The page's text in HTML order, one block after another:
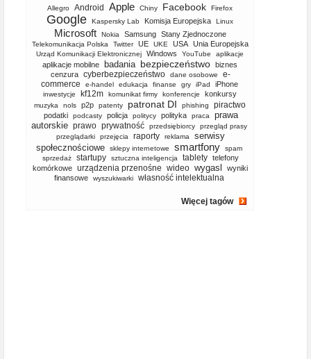
Allegro Android Apple Chiny Facebook Firefox
Google Kaspersky Lab Komisja Europejska Linux
Microsoft Nokia Samsung Stany Zjednoczone
Telekomunikacja Polska Twitter UE UKE USA Unia Europejska
Urząd Komunikacji Elektronicznej Windows YouTube aplikacje
aplikacje mobilne badania bezpieczeństwo biznes
cenzura cyberbezpieczeństwo dane osobowe
e-
commerce
e-handel edukacja finanse gry iPad iPhone
inwestycje kf12m komunikat firmy konferencje konkursy
muzyka nols p2p patenty patronat DI phishing piractwo
podatki podcasty policja politycy polityka praca
prawa
autorskie prawo prywatność przedsiębiorcy
przegląd prasy
przeglądarki
przejęcia raporty reklama
serwisy
społecznościowe
sklepy internetowe smartfony
spam
sprzedaż
startupy sztuczna inteligencja tablety telefony
komórkowe
urządzenia przenośne wideo wygasl
wyniki
finansowe
wyszukiwarki własność intelektualna
Więcej tagów